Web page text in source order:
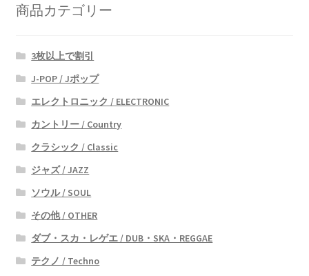
商品カテゴリー
3枚以上で割引
J-POP / Jポップ
エレクトロニック / ELECTRONIC
カントリー / Country
クラシック / Classic
ジャズ / JAZZ
ソウル / SOUL
その他 / OTHER
ダブ・スカ・レゲエ / DUB・SKA・REGGAE
テクノ / Techno